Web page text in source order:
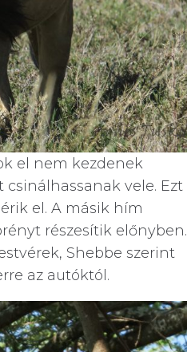
el nem kezdenek
vele. Ezt
el. A másik hím
részesítik előnyben.
Shebbe szerint
az autóktól.